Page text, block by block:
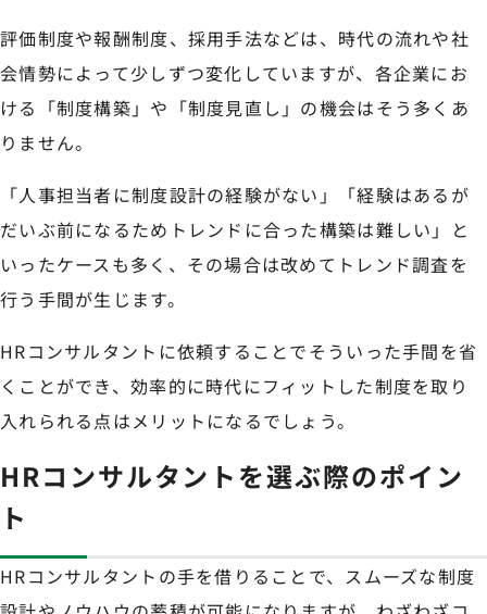
評価制度や報酬制度、採用手法などは、時代の流れや社
会情勢によって少しずつ変化していますが、各企業にお
ける「制度構築」や「制度見直し」の機会はそう多くあ
りません。
「人事担当者に制度設計の経験がない」「経験はあるが
だいぶ前になるためトレンドに合った構築は難しい」と
いったケースも多く、その場合は改めてトレンド調査を
行う手間が生じます。
HRコンサルタントに依頼することでそういった手間を省
くことができ、効率的に時代にフィットした制度を取り
入れられる点はメリットになるでしょう。
HRコンサルタントを選ぶ際のポイン
ト
HRコンサルタントの手を借りることで、スムーズな制度